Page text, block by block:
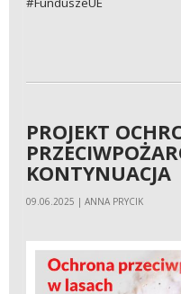
PROJEKT
KONTYNUACJA
09.06.2025 | ANNA PRYCIK